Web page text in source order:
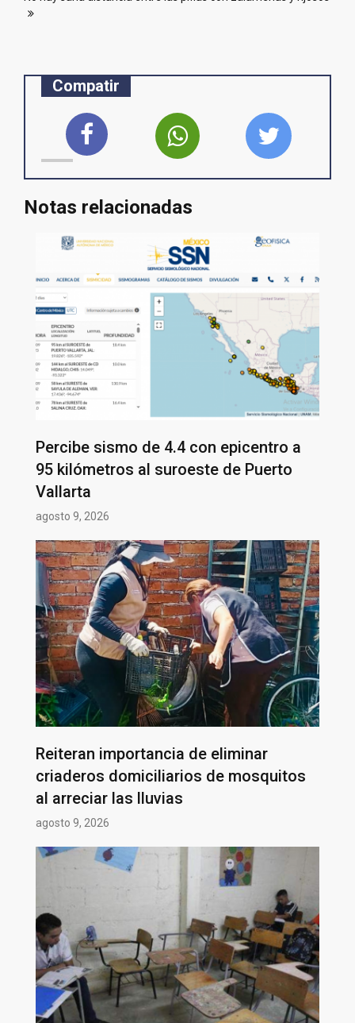
Compatir
Notas relacionadas
Percibe sismo de 4.4 con epicentro a
95 kilómetros al suroeste de Puerto
Vallarta
agosto 9, 2026
Reiteran importancia de eliminar
criaderos domiciliarios de mosquitos
al arreciar las lluvias
agosto 9, 2026